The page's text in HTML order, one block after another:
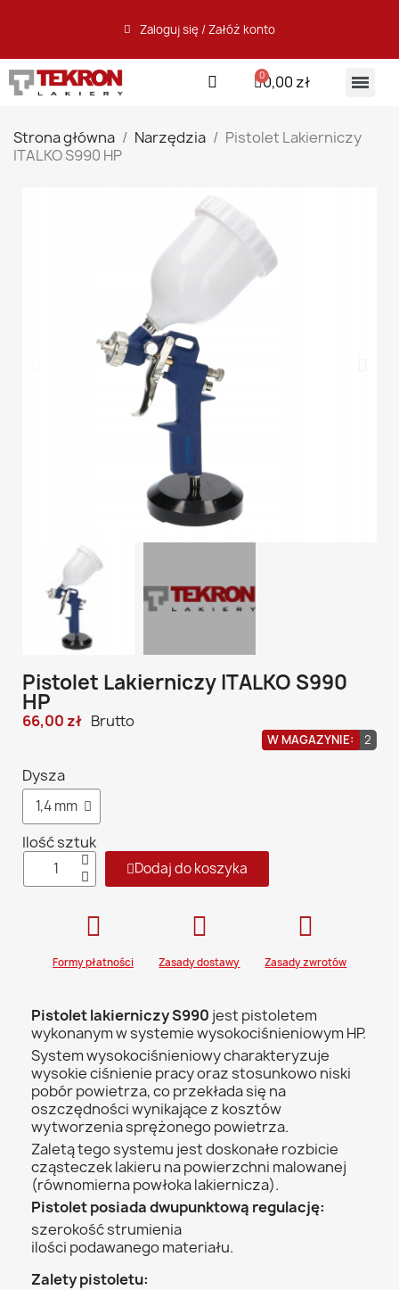
Zaloguj się / Załóż konto
0,00 zł
Strona główna Narzędzia
Pistolet Lakierniczy
ITALKO S990 HP
Pistolet Lakierniczy ITALKO S990
HP
66,00 zł Brutto
W MAGAZYNIE: 2
Dysza
Ilość sztuk
Dodaj do koszyka
Formy płatności Zasady dostawy Zasady zwrotów
Pistolet lakierniczy S990 jest pistoletem
wykonanym w systemie wysokociśnieniowym HP.
System wysokociśnieniowy charakteryzuje
wysokie ciśnienie pracy oraz stosunkowo niski
pobór powietrza, co przekłada się na
oszczędności wynikające z kosztów
wytworzenia sprężonego powietrza.
Zaletą tego systemu jest doskonałe rozbicie
cząsteczek lakieru na powierzchni malowanej
(równomierna powłoka lakiernicza).
Pistolet posiada dwupunktową regulację:
szerokość strumienia
ilości podawanego materiału.
Zalety pistoletu: